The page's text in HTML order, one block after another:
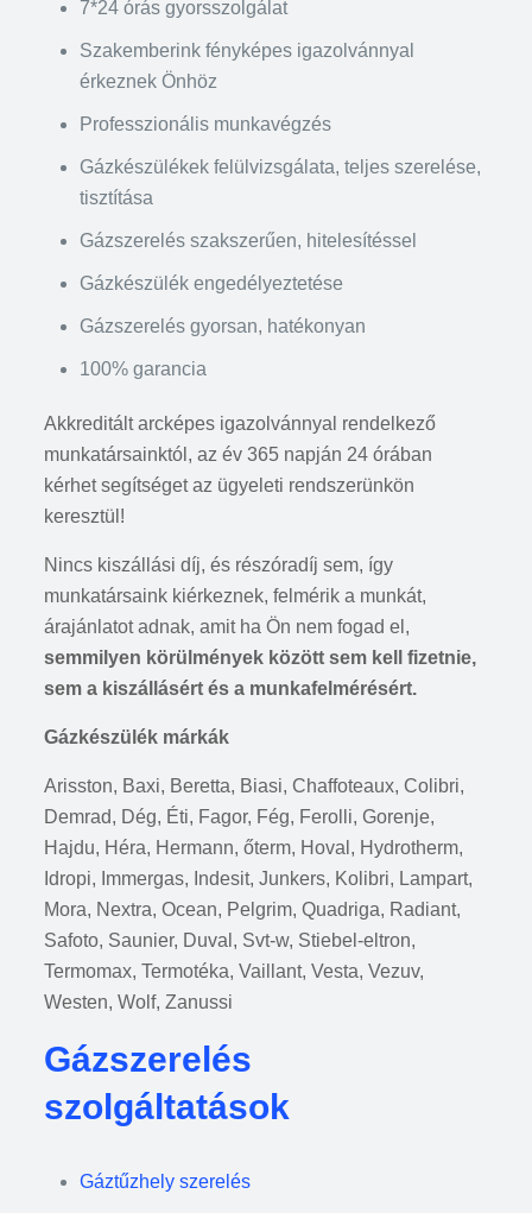
7*24 órás gyorsszolgálat
Szakemberink fényképes igazolvánnyal
érkeznek Önhöz
Professzionális munkavégzés
Gázkészülékek felülvizsgálata, teljes szerelése,
tisztítása
Gázszerelés szakszerűen, hitelesítéssel
Gázkészülék engedélyeztetése
Gázszerelés gyorsan, hatékonyan
100% garancia
Akkreditált arcképes igazolvánnyal rendelkező
munkatársainktól, az év 365 napján 24 órában
kérhet segítséget az ügyeleti rendszerünkön
keresztül!
Nincs kiszállási díj, és részóradíj sem, így
munkatársaink kiérkeznek, felmérik a munkát,
árajánlatot adnak, amit ha Ön nem fogad el,
semmilyen körülmények között sem kell fizetnie,
sem a kiszállásért és a munkafelmérésért.
Gázkészülék márkák
Arisston, Baxi, Beretta, Biasi, Chaffoteaux, Colibri,
Demrad, Dég, Éti, Fagor, Fég, Ferolli, Gorenje,
Hajdu, Héra, Hermann, őterm, Hoval, Hydrotherm,
Idropi, Immergas, Indesit, Junkers, Kolibri, Lampart,
Mora, Nextra, Ocean, Pelgrim, Quadriga, Radiant,
Safoto, Saunier, Duval, Svt-w, Stiebel-eltron,
Termomax, Termotéka, Vaillant, Vesta, Vezuv,
Westen, Wolf, Zanussi
Gázszerelés
szolgáltatások
Gáztűzhely szerelés